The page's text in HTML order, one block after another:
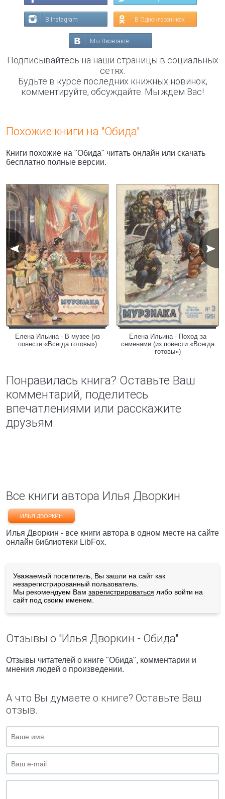
В Instagram В Одноклассниках
Мы Вконтакте
Подписывайтесь на наши страницы в социальных
сетях.
Будьте в курсе последних книжных новинок,
комментируйте, обсуждайте. Мы ждём Вас!
Похожие книги на "Обида"
Книги похожие на "Обида" читать онлайн или скачать
бесплатно полные версии.
Елена Ильина - В музее (из
повести «Всегда готовы»)
Елена Ильина - Поход за
семенами (из повести «Всегда
готовы»)
Понравилась книга? Оставьте Ваш
комментарий, поделитесь
впечатлениями или расскажите
друзьям
Все книги автора Илья Дворкин
ИЛЬЯ ДВОРКИН
Илья Дворкин - все книги автора в одном месте на сайте
онлайн библиотеки LibFox.
Уважаемый посетитель, Вы зашли на сайт как
незарегистрированный пользователь.
Мы рекомендуем Вам зарегистрироваться либо войти на
сайт под своим именем.
Отзывы о "Илья Дворкин - Обида"
Отзывы читателей о книге "Обида", комментарии и
мнения людей о произведении.
А что Вы думаете о книге? Оставьте Ваш
отзыв.